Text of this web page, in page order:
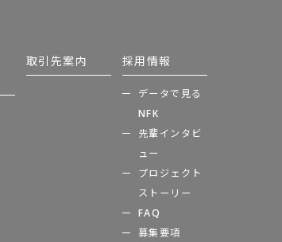
取引先案内 採用情報
データで見る
NFK
先輩インタビ
ュー
プロジェクト
ストーリー
FAQ
募集要項